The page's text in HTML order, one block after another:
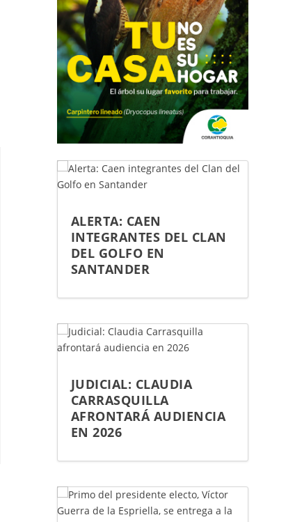
ALERTA: CAEN
INTEGRANTES DEL CLAN
DEL GOLFO EN
SANTANDER
JUDICIAL: CLAUDIA
CARRASQUILLA
AFRONTARÁ AUDIENCIA
EN 2026